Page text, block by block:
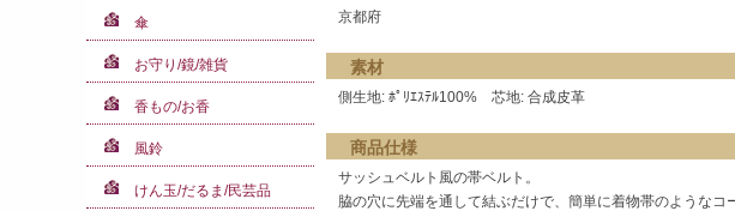
京都府
素材
側生地: ﾎﾟﾘｴｽﾃﾙ100% 芯地: 合成皮革
商品仕様
サッシュベルト風の帯ベルト。
脇の穴に先端を通して結ぶだけで、簡単に着物帯のようなコ
傘
お守り/鏡/雑貨
香もの/お香
風鈴
けん玉/だるま/民芸品